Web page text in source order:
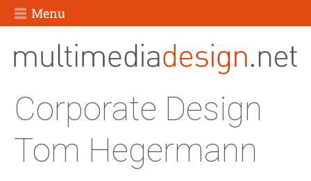
Menu
Corporate Design
Tom Hegermann